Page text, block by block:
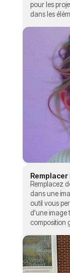
pour les
dans les
Remplacez
dans une
outil vous
d'une image
composition